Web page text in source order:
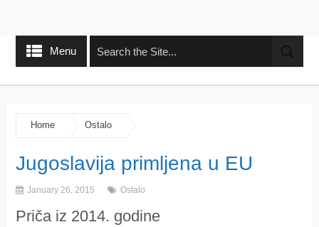
Menu
Home Ostalo
Jugoslavija primljena u EU
January 26, 2015 Ostalo
Priča iz 2014. godine